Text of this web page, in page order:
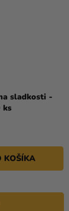
sladkosti -
ks
KOŠÍKA